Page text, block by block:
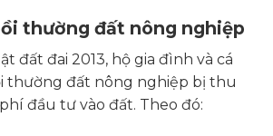
thường đất nông nghiệp
đất đai 2013, hộ gia đình và cá
thường đất nông nghiệp bị thu
đầu tư vào đất. Theo đó: